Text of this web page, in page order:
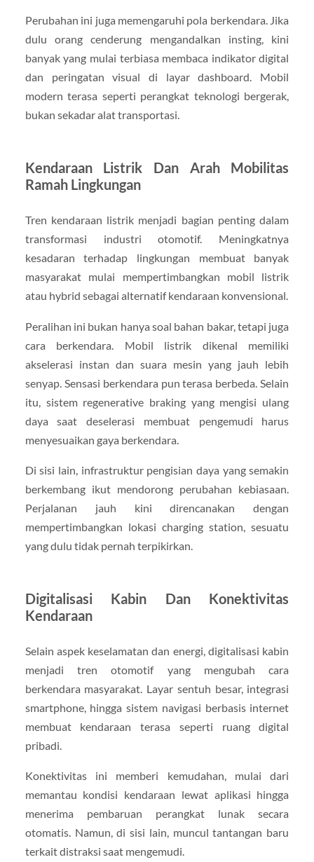
Perubahan ini juga memengaruhi pola berkendara. Jika
dulu orang cenderung mengandalkan insting, kini
banyak yang mulai terbiasa membaca indikator digital
dan peringatan visual di layar dashboard. Mobil
modern terasa seperti perangkat teknologi bergerak,
bukan sekadar alat transportasi.
Kendaraan Listrik Dan Arah Mobilitas
Ramah Lingkungan
Tren kendaraan listrik menjadi bagian penting dalam
transformasi industri otomotif. Meningkatnya
kesadaran terhadap lingkungan membuat banyak
masyarakat mulai mempertimbangkan mobil listrik
atau hybrid sebagai alternatif kendaraan konvensional.
Peralihan ini bukan hanya soal bahan bakar, tetapi juga
cara berkendara. Mobil listrik dikenal memiliki
akselerasi instan dan suara mesin yang jauh lebih
senyap. Sensasi berkendara pun terasa berbeda. Selain
itu, sistem regenerative braking yang mengisi ulang
daya saat deselerasi membuat pengemudi harus
menyesuaikan gaya berkendara.
Di sisi lain, infrastruktur pengisian daya yang semakin
berkembang ikut mendorong perubahan kebiasaan.
Perjalanan jauh kini direncanakan dengan
mempertimbangkan lokasi charging station, sesuatu
yang dulu tidak pernah terpikirkan.
Digitalisasi Kabin Dan Konektivitas
Kendaraan
Selain aspek keselamatan dan energi, digitalisasi kabin
menjadi tren otomotif yang mengubah cara
berkendara masyarakat. Layar sentuh besar, integrasi
smartphone, hingga sistem navigasi berbasis internet
membuat kendaraan terasa seperti ruang digital
pribadi.
Konektivitas ini memberi kemudahan, mulai dari
memantau kondisi kendaraan lewat aplikasi hingga
menerima pembaruan perangkat lunak secara
otomatis. Namun, di sisi lain, muncul tantangan baru
terkait distraksi saat mengemudi.